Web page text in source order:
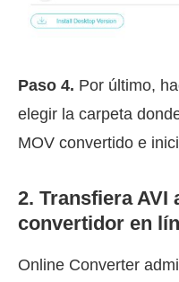
Paso 4. Por último,
elegir la carpeta
MOV convertido e
2. Transfiera AVI
convertidor en
Online Converter